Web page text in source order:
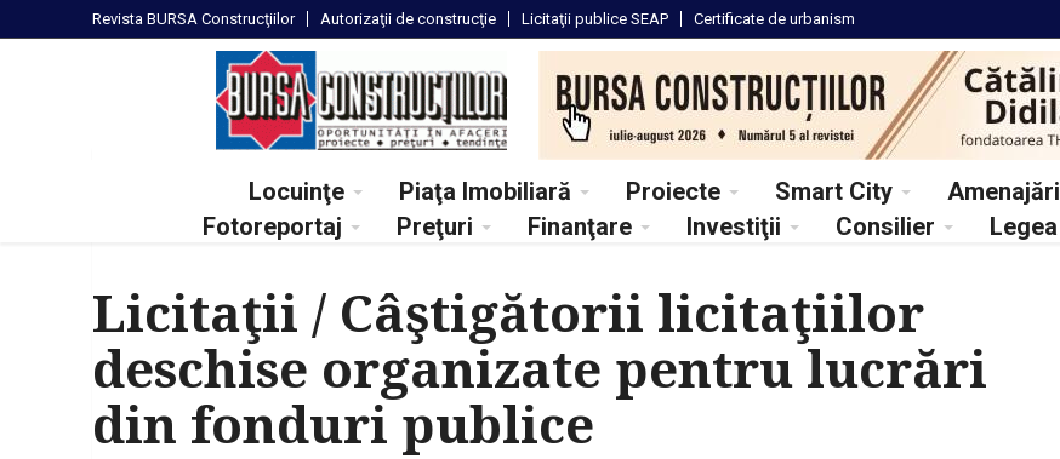
Revista BURSA Construcţiilor Autorizaţii de construcţie Licitaţii publice SEAP Certificate de urbanism
Locuinţe Piaţa Imobiliară Proiecte Smart City Amenajări
Fotoreportaj
Preţuri Finanţare Investiţii Consilier Legea
Licitaţii / Câştigătorii licitaţiilor
deschise organizate pentru lucrări
din fonduri publice